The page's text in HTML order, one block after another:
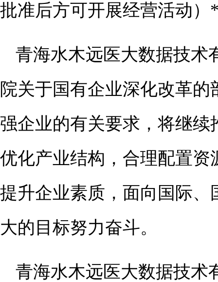
批准后方可开展经营活动
青海水木远医大数据技术
院关于国有企业深化改革
强企业的有关要求，将继
优化产业结构，合理配置
提升企业素质，面向国际
大的目标努力奋斗。
青海水木远医大数据技术